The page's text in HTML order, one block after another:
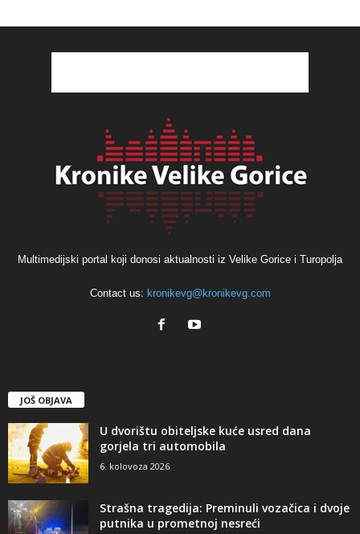
Multimedijski portal koji donosi aktualnosti iz Velike Gorice i Turopolja
Contact us: kronikevg@kronikevg.com
JOŠ OBJAVA
U dvorištu obiteljske kuće usred dana
gorjela tri automobila
6. kolovoza 2026
Strašna tragedija: Preminuli vozačica i dvoje
putnika u prometnoj nesreći